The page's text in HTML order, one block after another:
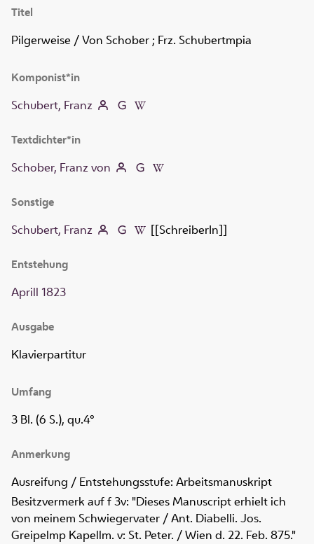
Titel
Pilgerweise / Von Schober ; Frz. Schubertmpia
Komponist*in
Schubert, Franz
Textdichter*in
Schober, Franz von
Sonstige
Schubert, Franz [[SchreiberIn]]
Entstehung
Aprill 1823
Ausgabe
Klavierpartitur
Umfang
3 Bl. (6 S.), qu.4°
Anmerkung
Ausreifung / Entstehungsstufe: Arbeitsmanuskript
Besitzvermerk auf f 3v: "Dieses Manuscript erhielt ich
von meinem Schwiegervater / Ant. Diabelli. Jos.
Greipelmp Kapellm. v: St. Peter. / Wien d. 22. Feb. 875."